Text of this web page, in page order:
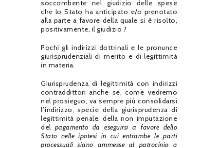
soccombente nel giudizio delle spese
che lo Stato ha anticipato e/o prenotato
alla parte a favore della quale si è risolto,
positivamente, il giudizio ?
Pochi gli indirizzi dottrinali e le pronunce
giurisprudenziali di merito e di legittimità
in materia.
Giurisprudenza di legittimità con indirizzi
contraddittori anche se, come vedremo
nel prosieguo, va sempre più consolidarsi
l’indirizzo, specie della giurisprudenza di
legittimità penale, della non imputazione
del pagamento da eseguirsi a favore dello
Stato nelle ipotesi in cui entrambe le parti
processuali siano ammesse al patrocinio a